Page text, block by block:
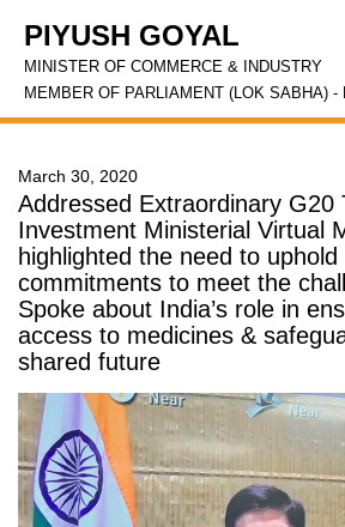
PIYUSH GOYAL
MINISTER OF COMMERCE & INDUSTRY
MEMBER OF PARLIAMENT (LOK SABHA) -
March 30, 2020
Addressed Extraordinary G20
Investment Ministerial Virtual
highlighted the need to uphold
commitments to meet the
Spoke about India’s role in
access to medicines &
shared future